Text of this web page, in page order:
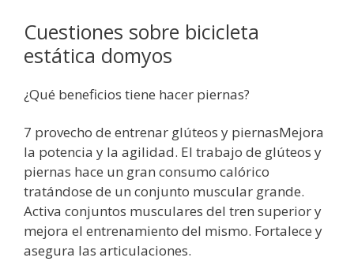
Cuestiones sobre bicicleta
estática domyos
¿Qué beneficios tiene hacer piernas?
7 provecho de entrenar glúteos y piernasMejora
la potencia y la agilidad. El trabajo de glúteos y
piernas hace un gran consumo calórico
tratándose de un conjunto muscular grande.
Activa conjuntos musculares del tren superior y
mejora el entrenamiento del mismo. Fortalece y
asegura las articulaciones.